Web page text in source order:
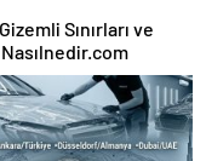
Sınırları ve